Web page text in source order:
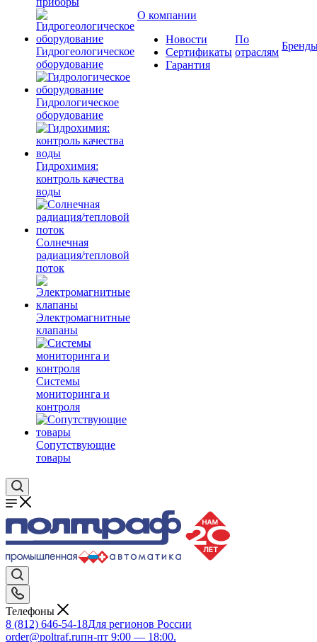
Гидрогеологическое
оборудование
Гидрологическое
оборудование
Гидрохимия:
контроль качества
воды
Солнечная
радиация/тепловой
поток
Электромагнитные
клапаны
Системы
мониторинга и
контроля
Сопутствующие
товары
О компании
Новости
Сертификаты
Гарантия
По
отраслям
Телефоны
8 (812) 646-54-18Для регионов России
order@poltraf.ruпн-пт 9:00 — 18:00.